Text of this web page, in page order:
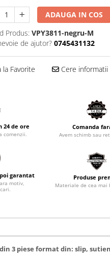
ADAUGA IN COS
Produs: VPY3811-negru-M
de ajutor? 0745431132
Favorite Cere informatii
24 de ore
comenzii.
Comanda
Avem schimb sau
garantat
motiv,
Produse
Materiale de cea mai
3 piese format din: slip,